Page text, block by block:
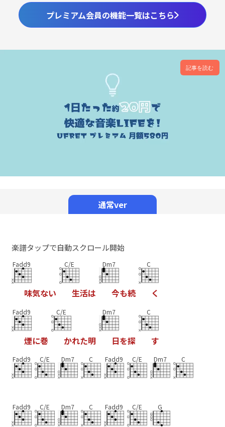
プレミアム会員の機能一覧はこちら
記事を読む
通常ver
楽譜タップで自動スクロール開始
Fadd9
味気ない
C/E
生活は
Dm7
今も続
C
く
Fadd9
煙に巻
C/E
かれた明
Dm7
日を探
C
す
Fadd9 C/E Dm7 C Fadd9 C/E Dm7 C
Fadd9 C/E Dm7 C Fadd9 C/E G